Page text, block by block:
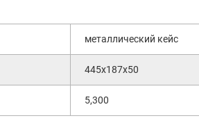
металлический кейс
445х187х50
5,300